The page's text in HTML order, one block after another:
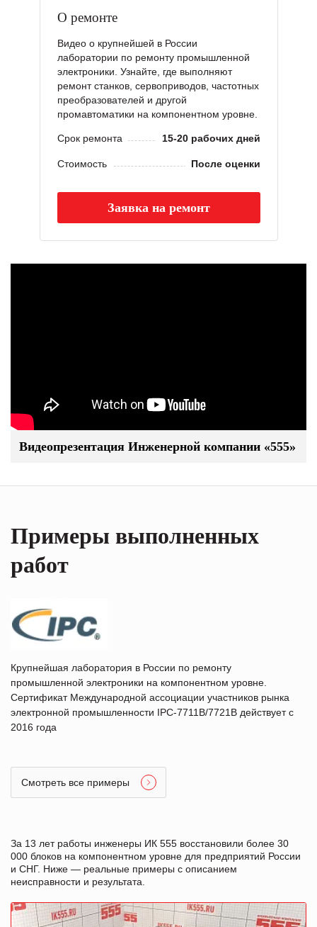
О ремонте
Видео о крупнейшей в России
лаборатории по ремонту промышленной
электроники. Узнайте, где выполняют
ремонт станков, сервоприводов, частотных
преобразователей и другой
промавтоматики на компонентном уровне.
Срок ремонта 15-20 рабочих дней
Стоимость После оценки
Заявка на ремонт
Видеопрезентация Инженерной компании «555»
Примеры выполненных
работ
Крупнейшая лаборатория в России по ремонту
промышленной электроники на компонентном уровне.
Сертификат Международной ассоциации участников рынка
электронной промышленности IPC-7711B/7721B действует с
2016 года
Смотреть все примеры
За 13 лет работы инженеры ИК 555 восстановили более 30
000 блоков на компонентном уровне для предприятий России
и СНГ. Ниже — реальные примеры с описанием
неисправности и результата.